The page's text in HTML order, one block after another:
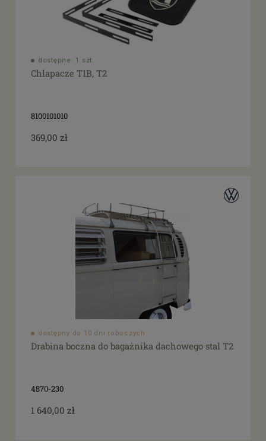
dostępne: 1 szt.
Chlapacze T1B, T2
8100101010
369,00 zł
dostępny do 10 dni roboczych
Drabina boczna do bagażnika dachowego stal T2
4870-230
1 640,00 zł